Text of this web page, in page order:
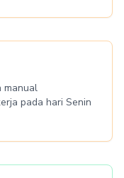
manual
pada hari Senin